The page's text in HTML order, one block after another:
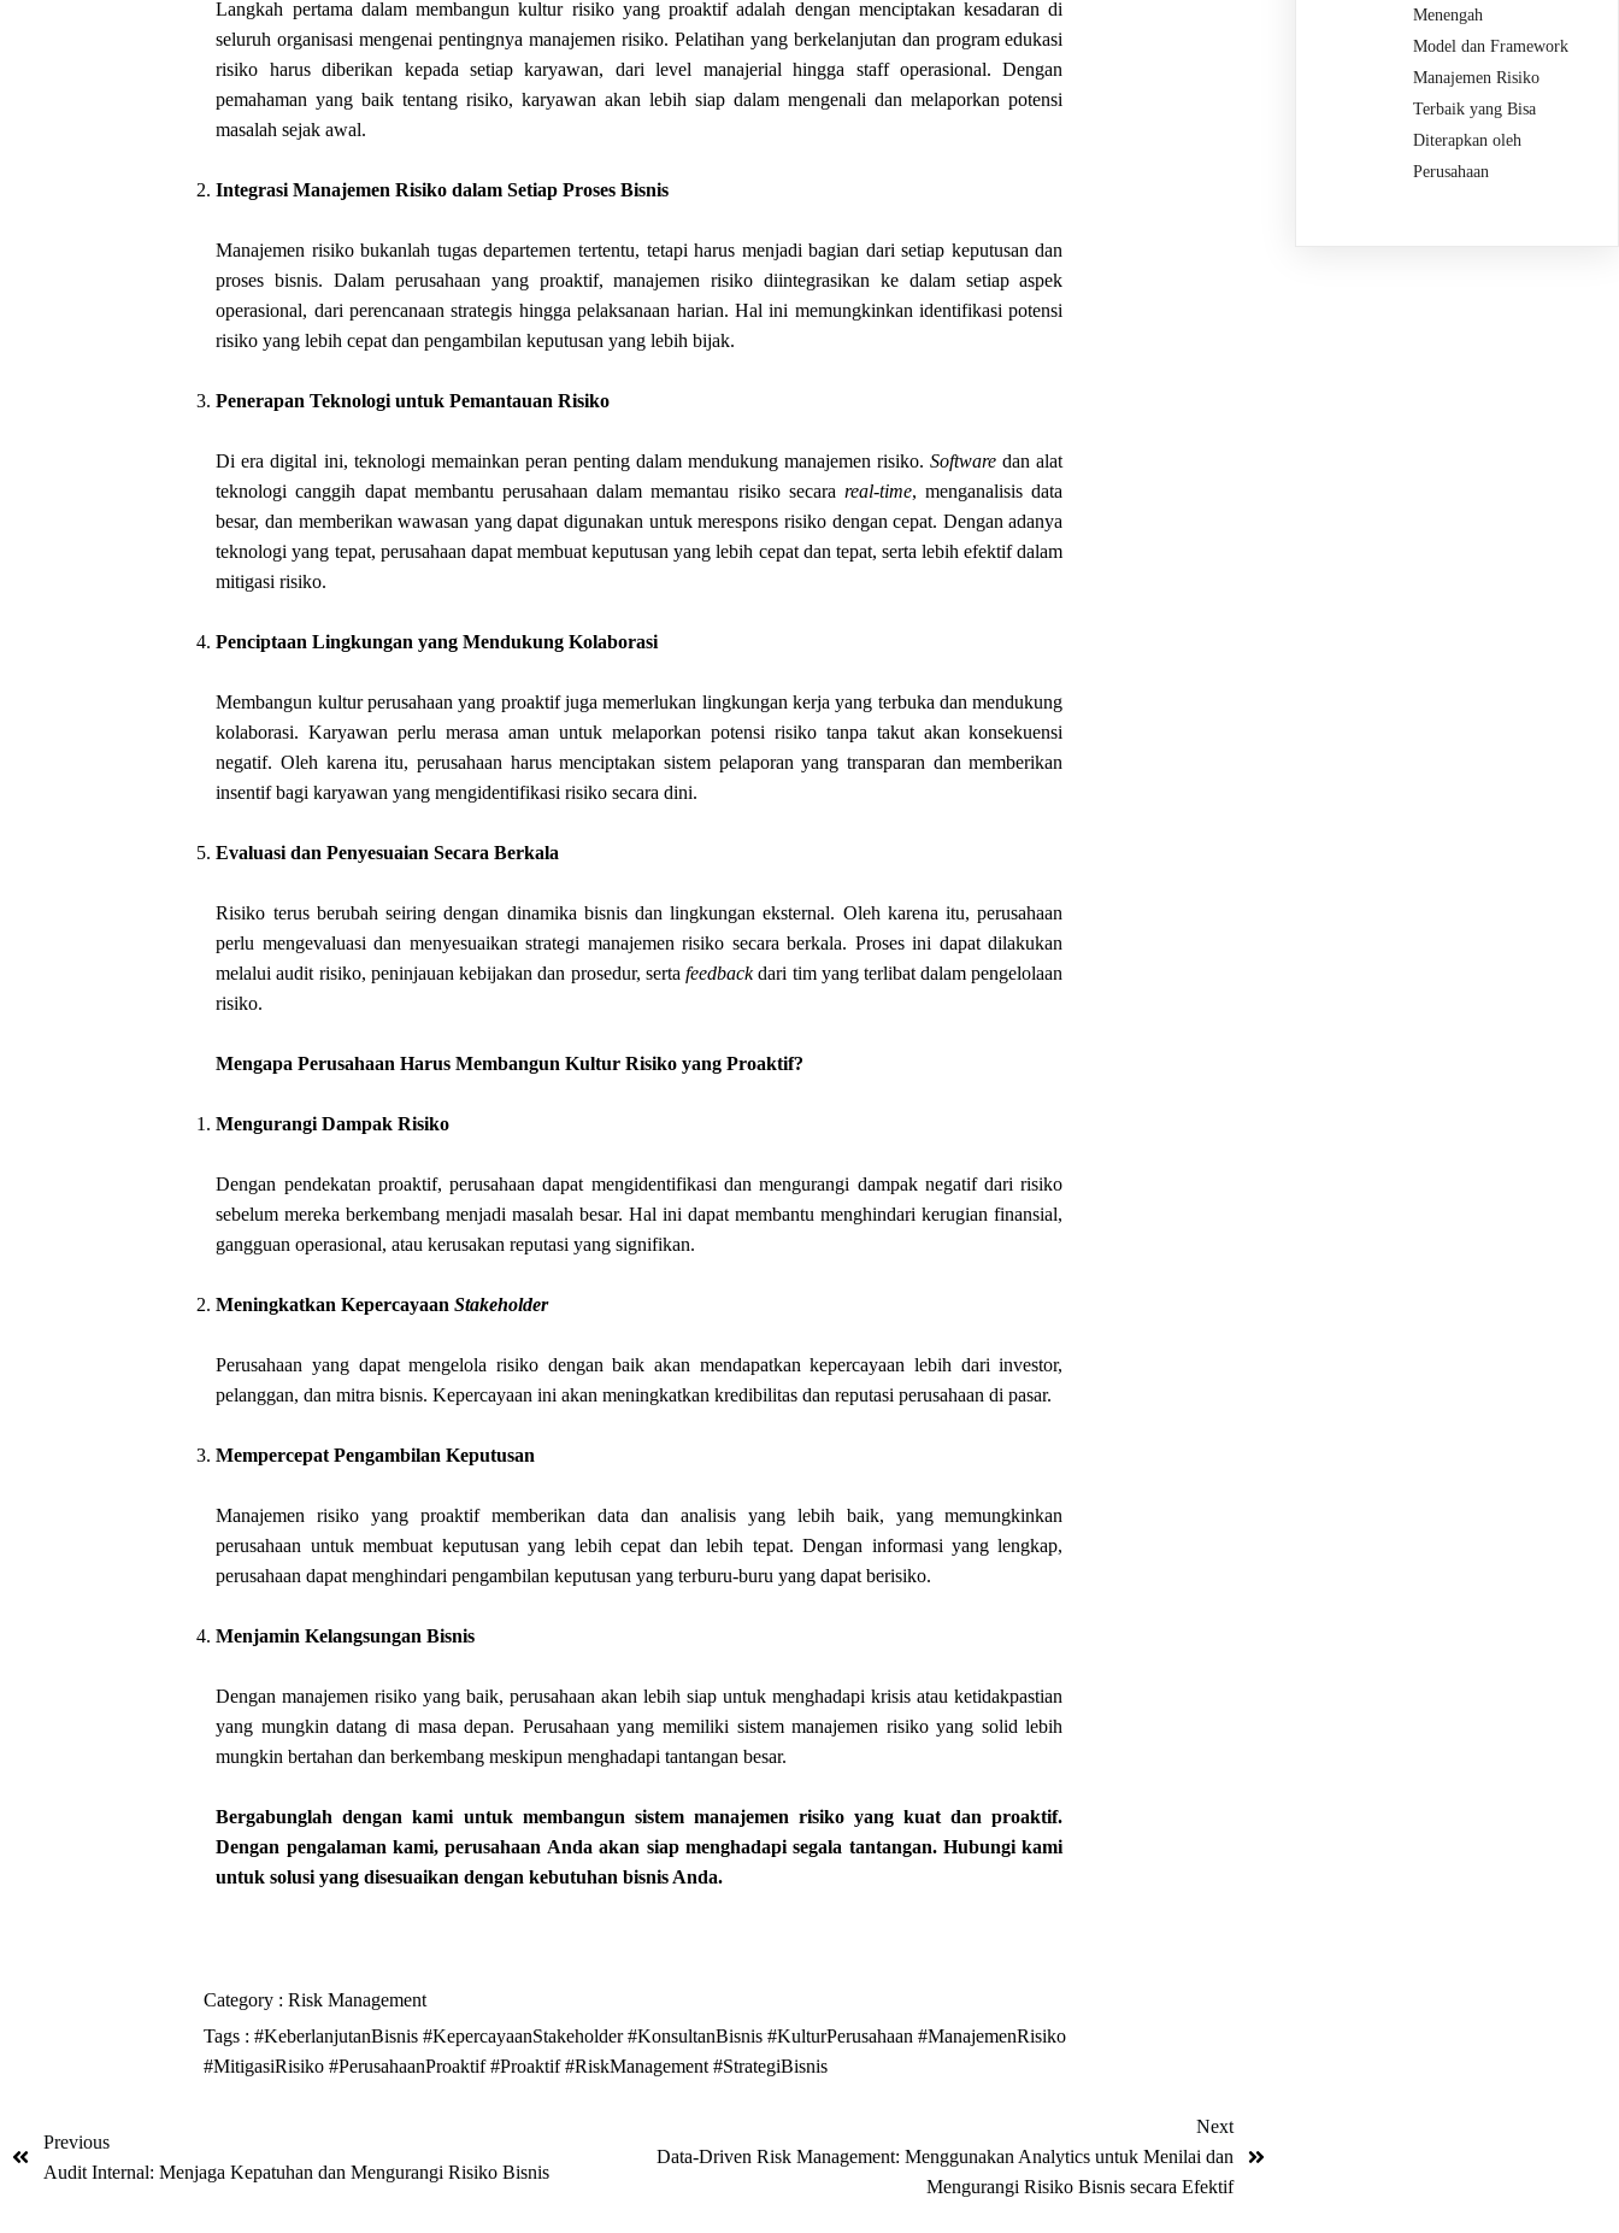
Langkah pertama dalam membangun kultur risiko yang proaktif adalah dengan menciptakan kesadaran di
seluruh organisasi mengenai pentingnya manajemen risiko. Pelatihan yang berkelanjutan dan program edukasi
risiko harus diberikan kepada setiap karyawan, dari level manajerial hingga staff operasional. Dengan
pemahaman yang baik tentang risiko, karyawan akan lebih siap dalam mengenali dan melaporkan potensi
masalah sejak awal.
Integrasi Manajemen Risiko dalam Setiap Proses Bisnis
Manajemen risiko bukanlah tugas departemen tertentu, tetapi harus menjadi bagian dari setiap keputusan dan
proses bisnis. Dalam perusahaan yang proaktif, manajemen risiko diintegrasikan ke dalam setiap aspek
operasional, dari perencanaan strategis hingga pelaksanaan harian. Hal ini memungkinkan identifikasi potensi
risiko yang lebih cepat dan pengambilan keputusan yang lebih bijak.
Penerapan Teknologi untuk Pemantauan Risiko
Di era digital ini, teknologi memainkan peran penting dalam mendukung manajemen risiko.Software dan alat
teknologi canggih dapat membantu perusahaan dalam memantau risiko secarareal-time, menganalisis data
besar, dan memberikan wawasan yang dapat digunakan untuk merespons risiko dengan cepat. Dengan adanya
teknologi yang tepat, perusahaan dapat membuat keputusan yang lebih cepat dan tepat, serta lebih efektif dalam
mitigasi risiko.
Penciptaan Lingkungan yang Mendukung Kolaborasi
Membangun kultur perusahaan yang proaktif juga memerlukan lingkungan kerja yang terbuka dan mendukung
kolaborasi. Karyawan perlu merasa aman untuk melaporkan potensi risiko tanpa takut akan konsekuensi
negatif. Oleh karena itu, perusahaan harus menciptakan sistem pelaporan yang transparan dan memberikan
insentif bagi karyawan yang mengidentifikasi risiko secara dini.
Evaluasi dan Penyesuaian Secara Berkala
Risiko terus berubah seiring dengan dinamika bisnis dan lingkungan eksternal. Oleh karena itu, perusahaan
perlu mengevaluasi dan menyesuaikan strategi manajemen risiko secara berkala. Proses ini dapat dilakukan
melalui audit risiko, peninjauan kebijakan dan prosedur, sertafeedbackdari tim yang terlibat dalam pengelolaan
risiko.
Mengapa Perusahaan Harus Membangun Kultur Risiko yang Proaktif?
Mengurangi Dampak Risiko
Dengan pendekatan proaktif, perusahaan dapat mengidentifikasi dan mengurangi dampak negatif dari risiko
sebelum mereka berkembang menjadi masalah besar. Hal ini dapat membantu menghindari kerugian finansial,
gangguan operasional, atau kerusakan reputasi yang signifikan.
Meningkatkan KepercayaanStakeholder
Perusahaan yang dapat mengelola risiko dengan baik akan mendapatkan kepercayaan lebih dari investor,
pelanggan, dan mitra bisnis. Kepercayaan ini akan meningkatkan kredibilitas dan reputasi perusahaan di pasar.
Mempercepat Pengambilan Keputusan
Manajemen risiko yang proaktif memberikan data dan analisis yang lebih baik, yang memungkinkan
perusahaan untuk membuat keputusan yang lebih cepat dan lebih tepat. Dengan informasi yang lengkap,
perusahaan dapat menghindari pengambilan keputusan yang terburu-buru yang dapat berisiko.
Menjamin Kelangsungan Bisnis
Dengan manajemen risiko yang baik, perusahaan akan lebih siap untuk menghadapi krisis atau ketidakpastian
yang mungkin datang di masa depan. Perusahaan yang memiliki sistem manajemen risiko yang solid lebih
mungkin bertahan dan berkembang meskipun menghadapi tantangan besar.
Bergabunglah dengan kami untuk membangun sistem manajemen risiko yang kuat dan proaktif.
Dengan pengalaman kami, perusahaan Anda akan siap menghadapi segala tantangan. Hubungi kami
untuk solusi yang disesuaikan dengan kebutuhan bisnis Anda.
Category : Risk Management
Tags : #KeberlanjutanBisnis#KepercayaanStakeholder#KonsultanBisnis#KulturPerusahaan#ManajemenRisiko
#MitigasiRisiko#PerusahaanProaktif#Proaktif#RiskManagement#StrategiBisnis
Previous
Audit Internal: Menjaga Kepatuhan dan Mengurangi Risiko Bisnis
Next
Data-Driven Risk Management: Menggunakan Analytics untuk Menilai dan
Mengurangi Risiko Bisnis secara Efektif
Menengah
Model dan Framework
Manajemen Risiko
Terbaik yang Bisa
Diterapkan oleh
Perusahaan